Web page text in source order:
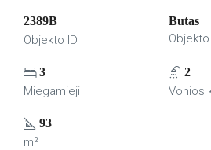
2389B
Objekto ID
Butas
3
Miegamieji
2
Vonios
93
m²